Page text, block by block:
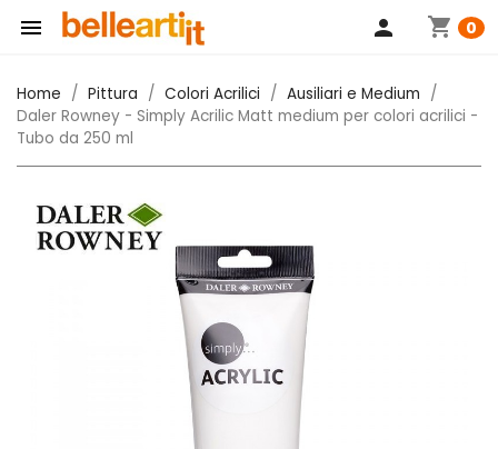
 shopping_cart 0
person
Home Pittura Colori Acrilici
Ausiliari e Medium
Daler Rowney - Simply Acrilic Matt medium per colori acrilici -
Tubo da 250 ml